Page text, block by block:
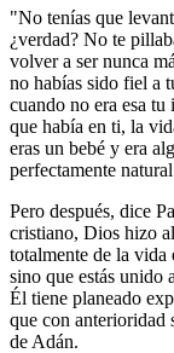
"No tenías que
¿verdad? No te
volver a ser nunca
no habías sido fiel a
cuando no era esa
que había en ti, la
eras un bebé y era
perfectamente
Pero después, dice
cristiano, Dios hizo
totalmente de la
sino que estás unido
Él tiene planeado
que con anterioridad
de Adán.